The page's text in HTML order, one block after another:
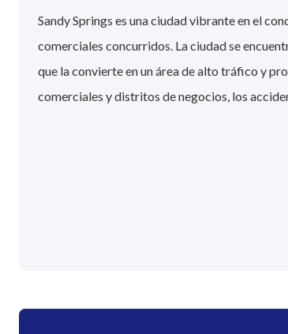
Sandy Springs es una ciudad vibrante en el
comerciales concurridos. La ciudad se
que la convierte en un área de alto tráfico y
comerciales y distritos de negocios, los